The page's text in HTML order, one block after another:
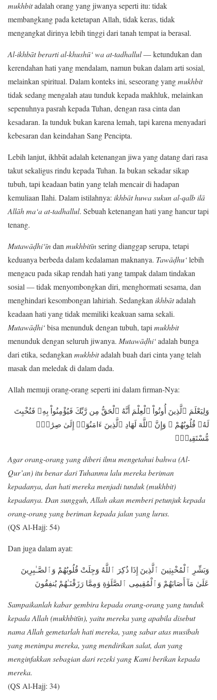
mukhbitadalah orang yang jiwanya seperti itu: tidak
membangkang pada ketetapan Allah, tidak keras, tidak
mengangkat dirinya lebih tinggi dari tanah tempat ia berasal.
Al-ikhbāt berarti al-khushū‘ wa at-tadhallul— ketundukan dan
kerendahan hati yang mendalam, namun bukan dalam arti sosial,
melainkan spiritual. Dalam konteks ini, seseorang yangmukhbit
tidak sedang mengalah atau tunduk kepada makhluk, melainkan
sepenuhnya pasrah kepada Tuhan, dengan rasa cinta dan
kesadaran. Ia tunduk bukan karena lemah, tapi karena menyadari
kebesaran dan keindahan Sang Pencipta.
Lebih lanjut, ikhbāt adalah ketenangan jiwa yang datang dari rasa
takut sekaligus rindu kepada Tuhan. Ia bukan sekadar sikap
tubuh, tapi keadaan batin yang telah mencair di hadapan
kemuliaan Ilahi. Dalam istilahnya: ikhbāt huwa sukun al-qalb ilā
Allāh ma‘a at-tadhallul. Sebuah ketenangan hati yang hancur tapi
tenang.
Mutawāḍhi‘īndan mukhbitīnsering dianggap serupa, tetapi
keduanya berbeda dalam kedalaman maknanya. Tawāḍhu‘lebih
mengacu pada sikap rendah hati yang tampak dalam tindakan
sosial — tidak menyombongkan diri, menghormati sesama, dan
menghindari kesombongan lahiriah. Sedangkan ikhbātadalah
keadaan hati yang tidak memiliki keakuan sama sekali.
Mutawāḍhi‘bisa menunduk dengan tubuh, tapi mukhbit
menunduk dengan seluruh jiwanya. Mutawāḍhi‘adalah bunga
dari etika, sedangkan mukhbitadalah buah dari cinta yang telah
masak dan meledak di dalam dada.
Allah memuji orang-orang seperti ini dalam firman-Nya:
وَلِيَعْلَمَ ٱلَّذِينَ أُوتُواْ ٱلْعِلْمَ أَنَّهُ ٱلْحَقُّ مِن رَّبِّكَ فَيُؤْمِنُواْ بِهِۦ فَتُخْبِتَ
لَهُۥ قُلُوبُهُمْ ۗ وَإِنَّ ٱللَّهَ لَهَادِ ٱلَّذِينَ ءَامَنُوٓا۟ إِلَىٰ صِرَٰطٍۢ
مُّسْتَقِيمٍۢ
Agar orang-orang yang diberi ilmu mengetahui bahwa (Al-
Qur’an) itu benar dari Tuhanmu lalu mereka beriman
kepadanya, dan hati mereka menjadi tunduk (mukhbit)
kepadanya. Dan sungguh, Allah akan memberi petunjuk kepada
orang-orang yang beriman kepada jalan yang lurus.
(QS Al-Hajj: 54)
Dan juga dalam ayat:
وَبَشِّرِ ٱلْمُخْبِتِينَ ٱلَّذِينَ إِذَا ذُكِرَ ٱللَّهُ وَجِلَتْ قُلُوبُهُمْ وَٱلصَّـٰبِرِينَ
عَلَىٰ مَآ أَصَابَهُمْ وَٱلْمُقِيمِى ٱلصَّلَوٰةِ وَمِمَّا رَزَقْنَـٰهُمْ يُنفِقُونَ
Sampaikanlah kabar gembira kepada orang-orang yang tunduk
kepada Allah (mukhbitīn), yaitu mereka yang apabila disebut
nama Allah gemetarlah hati mereka, yang sabar atas musibah
yang menimpa mereka, yang mendirikan salat, dan yang
menginfakkan sebagian dari rezeki yang Kami berikan kepada
mereka.
(QS Al-Hajj: 34)